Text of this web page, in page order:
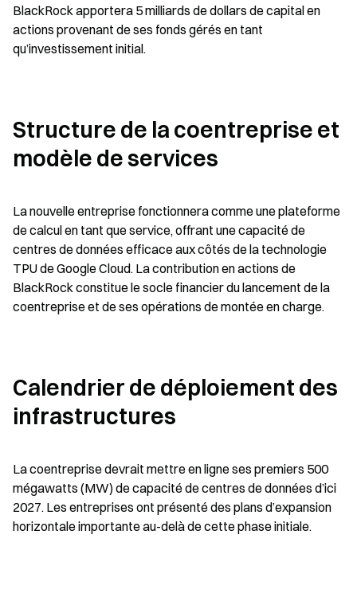
BlackRock apportera 5 milliards de dollars de capital en
actions provenant de ses fonds gérés en tant
qu’investissement initial.
Structure de la coentreprise et
modèle de services
La nouvelle entreprise fonctionnera comme une plateforme
de calcul en tant que service, offrant une capacité de
centres de données efficace aux côtés de la technologie
TPU de Google Cloud. La contribution en actions de
BlackRock constitue le socle financier du lancement de la
coentreprise et de ses opérations de montée en charge.
Calendrier de déploiement des
infrastructures
La coentreprise devrait mettre en ligne ses premiers 500
mégawatts (MW) de capacité de centres de données d’ici
2027. Les entreprises ont présenté des plans d’expansion
horizontale importante au-delà de cette phase initiale.